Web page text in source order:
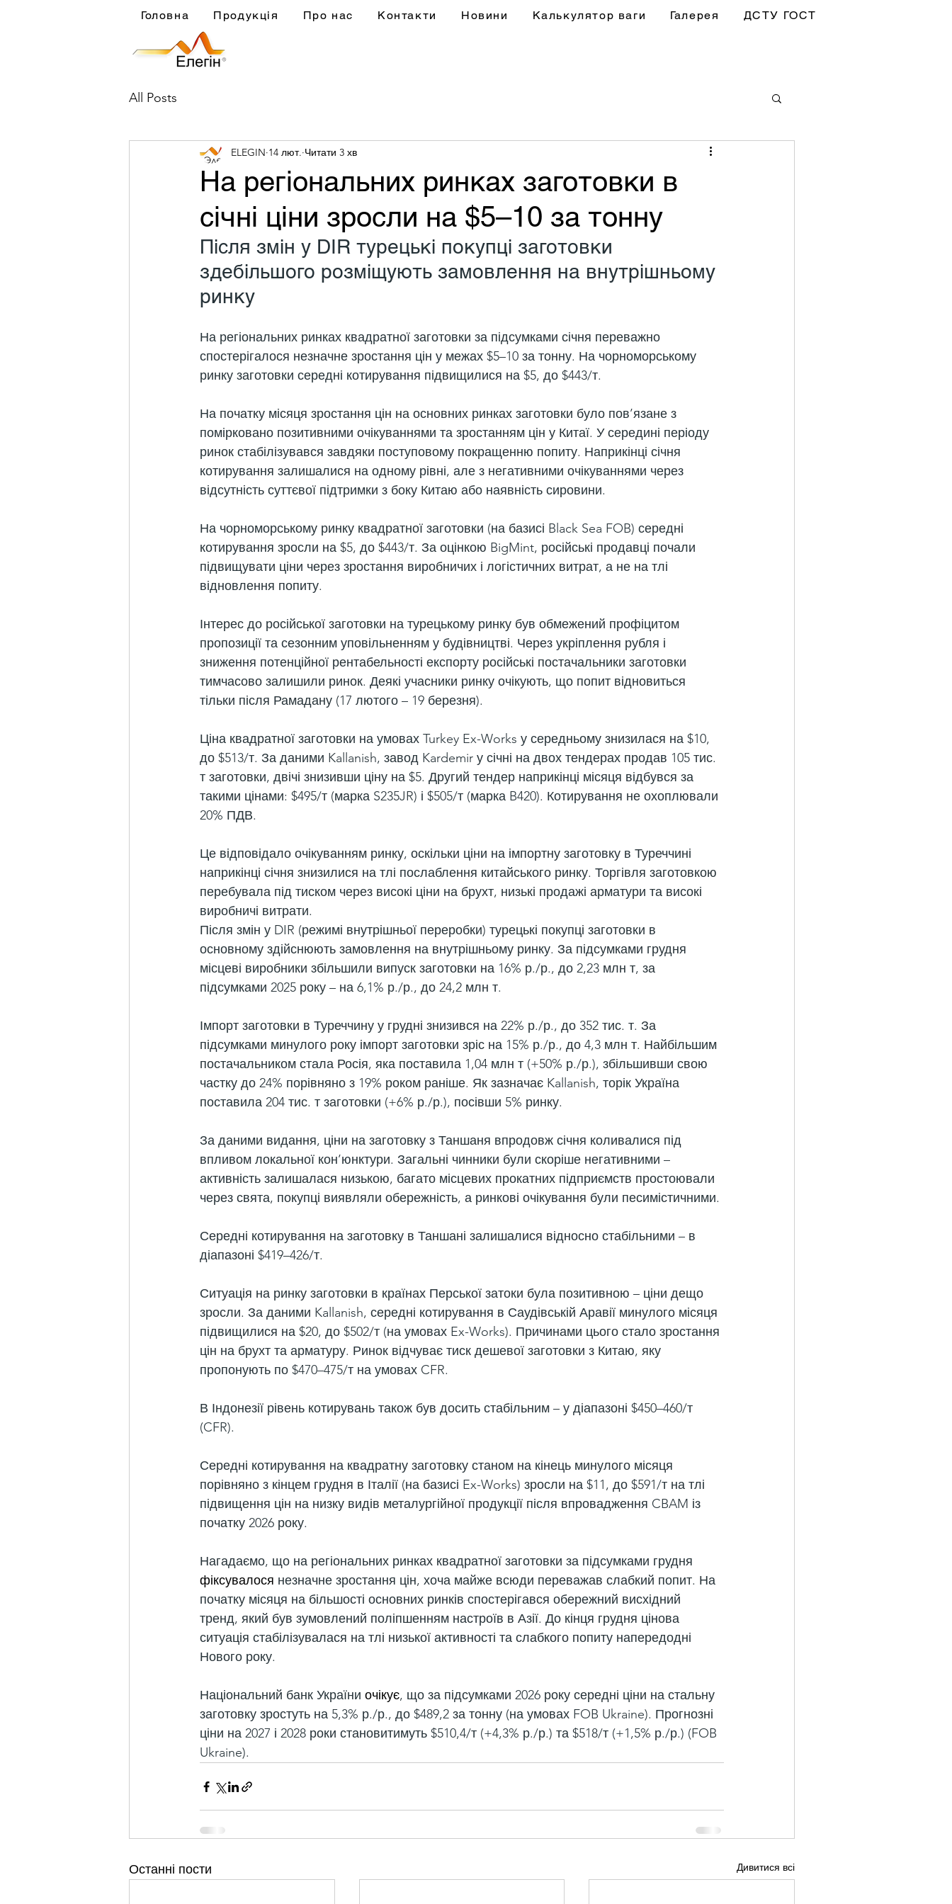
Головна Продукція Про нас Контакти Новини Калькулятор ваги Галерея ДСТУ ГОСТ
All Posts
На регіональних ринках заготовки в
січні ціни зросли на $5–10 за тонну
ELEGIN 14 лют. Читати 3 хв
Після змін у DIR турецькі покупці заготовки
здебільшого розміщують замовлення на внутрішньому
ринку
На регіональних ринках квадратної заготовки за підсумками січня переважно
спостерігалося незначне зростання цін у межах $5–10 за тонну. На чорноморському
ринку заготовки середні котирування підвищилися на $5, до $443/т.
На початку місяця зростання цін на основних ринках заготовки було пов’язане з
помірковано позитивними очікуваннями та зростанням цін у Китаї. У середині періоду
ринок стабілізувався завдяки поступовому покращенню попиту. Наприкінці січня
котирування залишалися на одному рівні, але з негативними очікуваннями через
відсутність суттєвої підтримки з боку Китаю або наявність сировини.
На чорноморському ринку квадратної заготовки (на базисі Black Sea FOB) середні
котирування зросли на $5, до $443/т. За оцінкою BigMint, російські продавці почали
підвищувати ціни через зростання виробничих і логістичних витрат, а не на тлі
відновлення попиту.
Інтерес до російської заготовки на турецькому ринку був обмежений профіцитом
пропозиції та сезонним уповільненням у будівництві. Через укріплення рубля і
зниження потенційної рентабельності експорту російські постачальники заготовки
тимчасово залишили ринок. Деякі учасники ринку очікують, що попит відновиться
тільки після Рамадану (17 лютого – 19 березня).
Ціна квадратної заготовки на умовах Turkey Ex-Works у середньому знизилася на $10,
до $513/т. За даними Kallanish, завод Kardemir у січні на двох тендерах продав 105 тис.
т заготовки, двічі знизивши ціну на $5. Другий тендер наприкінці місяця відбувся за
такими цінами: $495/т (марка S235JR) і $505/т (марка B420). Котирування не охоплювали
20% ПДВ.
Це відповідало очікуванням ринку, оскільки ціни на імпортну заготовку в Туреччині
наприкінці січня знизилися на тлі послаблення китайського ринку. Торгівля заготовкою
перебувала під тиском через високі ціни на брухт, низькі продажі арматури та високі
виробничі витрати.
Після змін у DIR (режимі внутрішньої переробки) турецькі покупці заготовки в
основному здійснюють замовлення на внутрішньому ринку. За підсумками грудня
місцеві виробники збільшили випуск заготовки на 16% р./р., до 2,23 млн т, за
підсумками 2025 року – на 6,1% р./р., до 24,2 млн т.
Імпорт заготовки в Туреччину у грудні знизився на 22% р./р., до 352 тис. т. За
підсумками минулого року імпорт заготовки зріс на 15% р./р., до 4,3 млн т. Найбільшим
постачальником стала Росія, яка поставила 1,04 млн т (+50% р./р.), збільшивши свою
частку до 24% порівняно з 19% роком раніше. Як зазначає Kallanish, торік Україна
поставила 204 тис. т заготовки (+6% р./р.), посівши 5% ринку.
За даними видання, ціни на заготовку з Таншаня впродовж січня коливалися під
впливом локальної кон’юнктури. Загальні чинники були скоріше негативними –
активність залишалася низькою, багато місцевих прокатних підприємств простоювали
через свята, покупці виявляли обережність, а ринкові очікування були песимістичними.
Середні котирування на заготовку в Таншані залишалися відносно стабільними – в
діапазоні $419–426/т.
Ситуація на ринку заготовки в країнах Перської затоки була позитивною – ціни дещо
зросли. За даними Kallanish, середні котирування в Саудівській Аравії минулого місяця
підвищилися на $20, до $502/т (на умовах Ex-Works). Причинами цього стало зростання
цін на брухт та арматуру. Ринок відчуває тиск дешевої заготовки з Китаю, яку
пропонують по $470–475/т на умовах CFR.
В Індонезії рівень котирувань також був досить стабільним – у діапазоні $450–460/т
(CFR).
Середні котирування на квадратну заготовку станом на кінець минулого місяця
порівняно з кінцем грудня в Італії (на базисі Ex-Works) зросли на $11, до $591/т на тлі
підвищення цін на низку видів металургійної продукції після впровадження CBAM із
початку 2026 року.
Нагадаємо, що на регіональних ринках квадратної заготовки за підсумками грудня
фіксувалося незначне зростання цін, хоча майже всюди переважав слабкий попит. На
початку місяця на більшості основних ринків спостерігався обережний висхідний
тренд, який був зумовлений поліпшенням настроїв в Азії. До кінця грудня цінова
ситуація стабілізувалася на тлі низької активності та слабкого попиту напередодні
Нового року.
Національний банк України очікує, що за підсумками 2026 року середні ціни на стальну
заготовку зростуть на 5,3% р./р., до $489,2 за тонну (на умовах FOB Ukraine). Прогнозні
ціни на 2027 і 2028 роки становитимуть $510,4/т (+4,3% р./р.) та $518/т (+1,5% р./р.) (FOB
Ukraine).
Останні пости Дивитися всі